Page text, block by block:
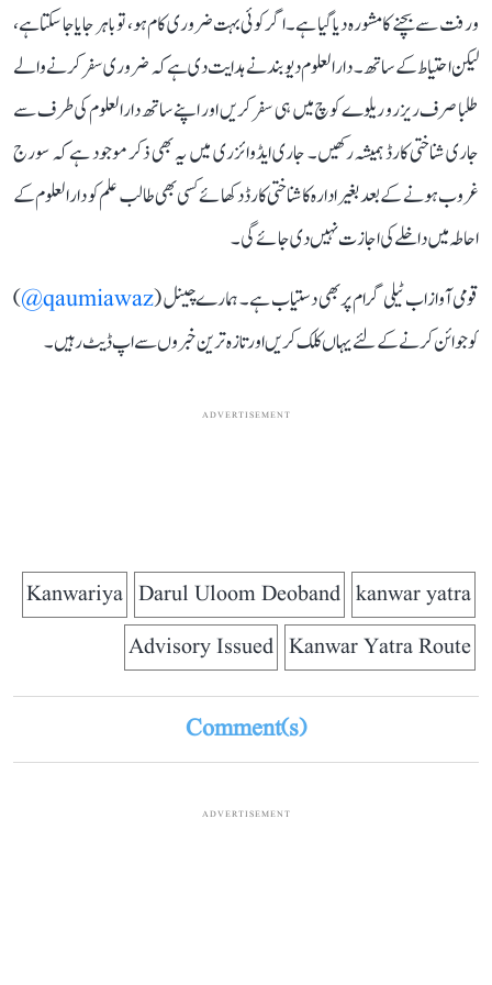
و رفت سے بچنے کا مشورہ دیا گیا ہے۔ اگر کوئی بہت ضروری کام ہو، تو باہر جایا جا سکتا ہے،
لیکن احتیاط کے ساتھ۔ دارالعلوم دیوبند نے ہدایت دی ہے کہ ضروری سفر کرنے والے
طلبا صرف ریزرو ریلوے کوچ میں ہی سفر کریں اور اپنے ساتھ دارالعلوم کی طرف سے
جاری شناختی کارڈ ہمیشہ رکھیں۔ جاری ایڈوائزری میں یہ بھی ذکر موجود ہے کہ سورج
غروب ہونے کے بعد بغیر ادارہ کا شناختی کارڈ دکھائے کسی بھی طالب علم کو دارالعلوم کے
احاطہ میں داخلے کی اجازت نہیں دی جائے گی۔
قومی آواز اب ٹیلی گرام پر بھی دستیاب ہے۔ ہمارے چینل (qaumiawaz@
)
کو جوائن کرنے کے لئے یہاں کلک کریں اور تازہ ترین خبروں سے اپ ڈیٹ رہیں۔
ADVERTISEMENT
kanwar yatra
Darul Uloom Deoband
Kanwariya
Kanwar Yatra Route
Advisory Issued
Comment(s)
ADVERTISEMENT